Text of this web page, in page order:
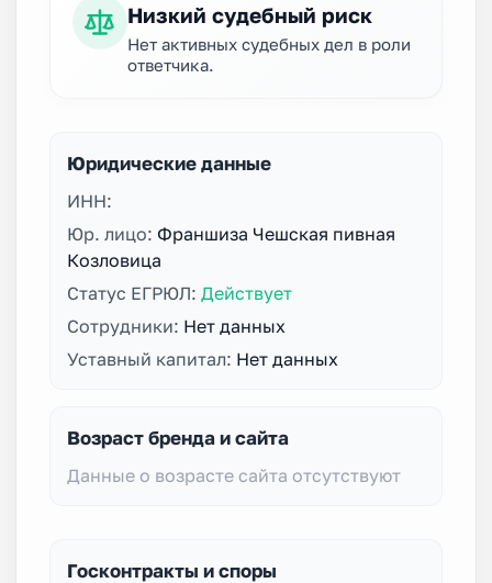
Низкий судебный риск
Нет активных судебных дел в роли
ответчика.
Юридические данные
ИНН:
Юр. лицо: Франшиза Чешская пивная
Козловица
Статус ЕГРЮЛ: Действует
Сотрудники: Нет данных
Уставный капитал: Нет данных
Возраст бренда и сайта
Данные о возрасте сайта отсутствуют
Госконтракты и споры